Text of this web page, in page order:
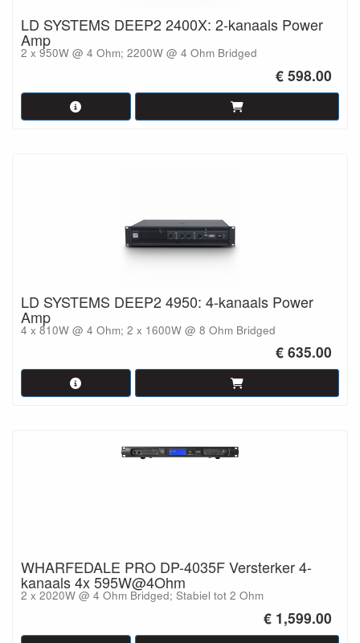
LD SYSTEMS DEEP2 2400X: 2-kanaals Power
Amp
2 x 950W @ 4 Ohm; 2200W @ 4 Ohm Bridged
€ 598.00
LD SYSTEMS DEEP2 4950: 4-kanaals Power
Amp
4 x 810W @ 4 Ohm; 2 x 1600W @ 8 Ohm Bridged
€ 635.00
WHARFEDALE PRO DP-4035F Versterker 4-
kanaals 4x 595W@4Ohm
2 x 2020W @ 4 Ohm Bridged; Stabiel tot 2 Ohm
€ 1,599.00